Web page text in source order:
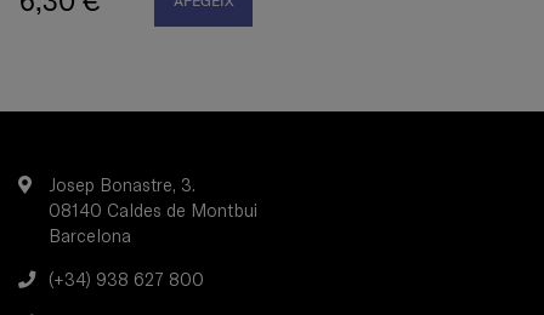
Josep Bonastre, 3.
08140 Caldes de Montbui
Barcelona
(+34) 938 627 800